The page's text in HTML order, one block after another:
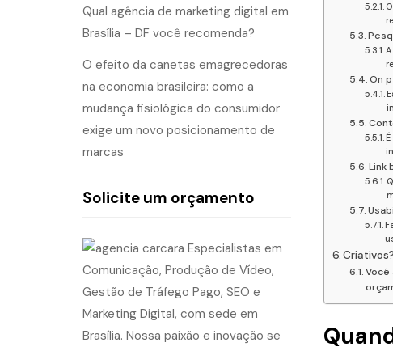
On
Link
Qual agência de marketing digital em
Brasília – DF você recomenda?
O efeito da canetas emagrecedoras
na economia brasileira: como a
mudança fisiológica do consumidor
exige um novo posicionamento de
marcas
Solicite um orçamento